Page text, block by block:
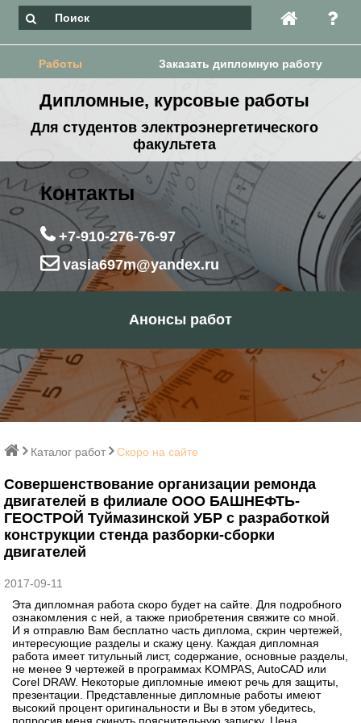
Работы Заказать дипломную работу
Дипломные, курсовые работы
Для студентов электроэнергетического
факультета
Контакты
+7-910-276-76-97
vasia697m@yandex.ru
Анонсы работ
Каталог работ Скоро на сайте
Совершенствование организации ремонда
двигателей в филиале ООО БАШНЕФТЬ-
ГЕОСТРОЙ Туймазинской УБР с разработкой
конструкции стенда разборки-сборки
двигателей
2017-09-11
Эта дипломная работа скоро будет на сайте. Для подробного
ознакомления с ней, а также приобретения свяжите со мной.
И я отправлю Вам бесплатно часть диплома, скрин чертежей,
интересующие разделы и скажу цену. Каждая дипломная
работа имеет титульный лист, содержание, основные разделы,
не менее 9 чертежей в программах KOMPAS, AutoCAD или
Corel DRAW. Некоторые дипломные имеют речь для защиты,
презентации. Представленные дипломные работы имеют
высокий процент оригинальности и Вы в этом убедитесь,